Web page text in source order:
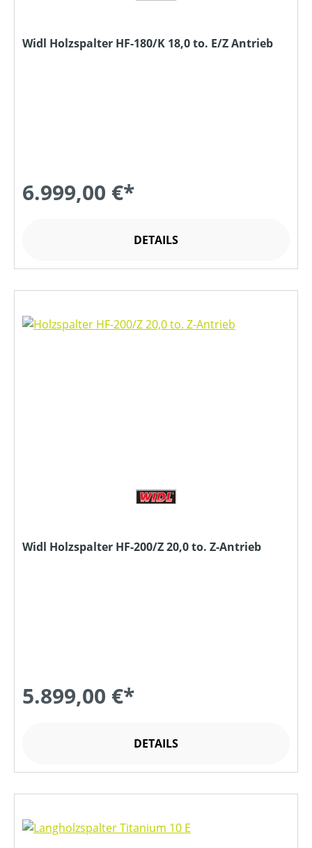
Widl Holzspalter HF-180/K 18,0 to. E/Z Antrieb
6.999,00 €*
DETAILS
Widl Holzspalter HF-200/Z 20,0 to. Z-Antrieb
5.899,00 €*
DETAILS